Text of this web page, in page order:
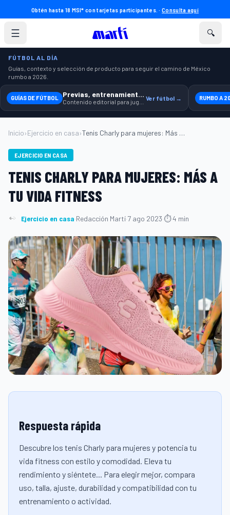
Obtén hasta 18 MSI* con tarjetas participantes. ·Consulta aquí
☰ 🔍
FÚTBOL AL DÍA
Guías, contexto y selección de producto para seguir el camino de México
rumbo a 2026.
GUÍAS DE FÚTBOL Previas, entrenamiento y producto Ver fútbol → RUMBO A
Inicio›Ejercicio en casa› Tenis Charly para mujeres: Más a tu vida...
EJERCICIO EN CASA
TENIS CHARLY PARA MUJERES: MÁS A
TU VIDA FITNESS
Ejercicio en casa·Redacción Martí·7 ago 2023·⏱ 4 min
Respuesta rápida
Descubre los tenis Charly para mujeres y potencia tu
vida fitness con estilo y comodidad. Eleva tu
rendimiento y siéntete... Para elegir mejor, compara
uso, talla, ajuste, durabilidad y compatibilidad con tu
entrenamiento o actividad.